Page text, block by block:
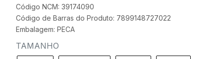
Código NCM: 39174090
Código de Barras do Produto: 7899148727022
Embalagem: PECA
TAMANHO